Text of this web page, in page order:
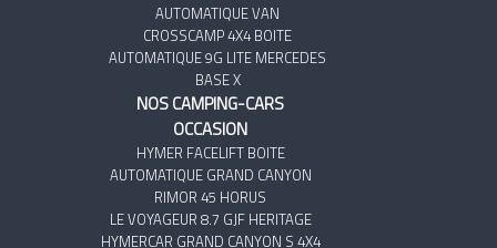
AUTOMATIQUE VAN
CROSSCAMP 4X4 BOITE
AUTOMATIQUE 9G LITE MERCEDES
BASE X
NOS CAMPING-CARS
OCCASION
HYMER FACELIFT BOITE
AUTOMATIQUE GRAND CANYON
RIMOR 45 HORUS
LE VOYAGEUR 8.7 GJF HERITAGE
HYMERCAR GRAND CANYON S 4X4